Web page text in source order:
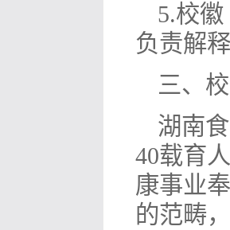
5.校
负责解
三、
湖南
40载育
康事业
的范畴